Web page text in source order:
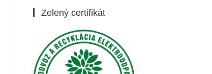
Zelený certifikát